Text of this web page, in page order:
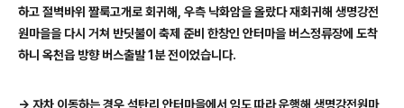
하고 절벽바위 짤룩고개로 회귀해, 우측 낙화암을 올랐다 재회귀해 생명강전
원마을을 다시 거쳐 반딧불이 축제 준비 한창인 안터마을 버스정류장에 도착
하니 옥천읍 방향 버스출발1 분 전이었습니다.
→ 자차 이동하는 경우 석탄리 안터마을에서 임도 따라 운행해 생명강전원마